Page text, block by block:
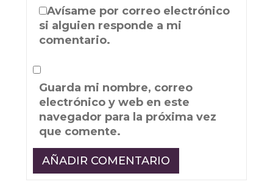
Avísame por correo electrónico
si alguien responde a mi
comentario.
Guarda mi nombre, correo
electrónico y web en este
navegador para la próxima vez
que comente.